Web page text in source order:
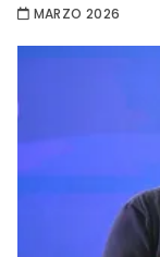
MARZO 2026